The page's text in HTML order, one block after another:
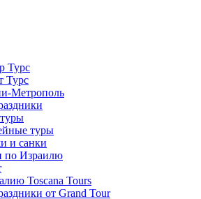
Турс
Турс
Метрополь
туры
и санки
по Израилю
Toscana Tours
от Grand Tour